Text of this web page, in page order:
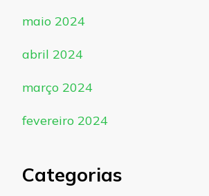
maio 2024
abril 2024
março 2024
fevereiro 2024
Categorias